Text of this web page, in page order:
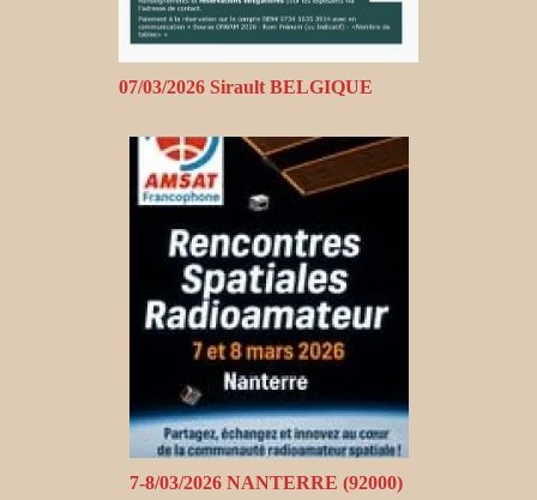
07/03/2026 Sirault BELGIQUE
7-8/03/2026 NANTERRE (92000)